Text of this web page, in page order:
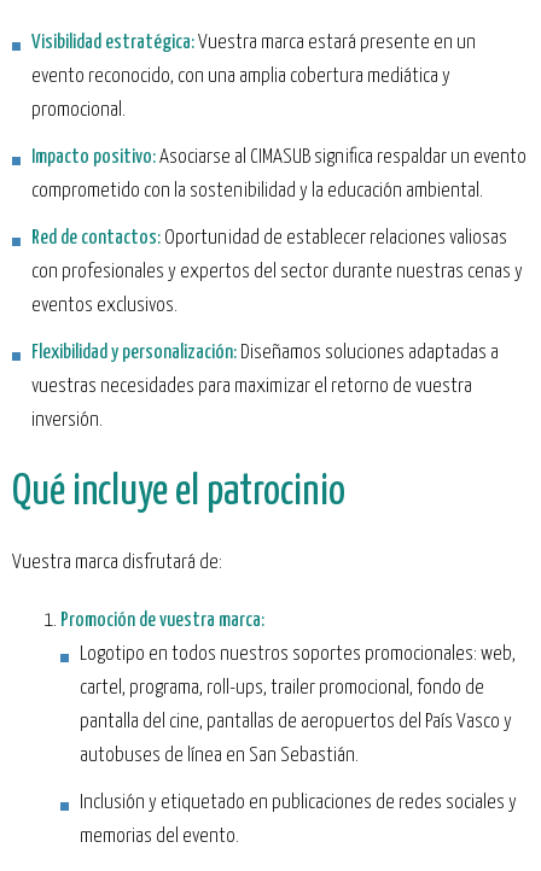
Visibilidad estratégica:Vuestra marca estará presente en un
evento reconocido, con una amplia cobertura mediática y
promocional.
Impacto positivo:Asociarse al CIMASUB significa respaldar un evento
comprometido con la sostenibilidad y la educación ambiental.
Red de contactos: Oportunidad de establecer relaciones valiosas
con profesionales y expertos del sector durante nuestras cenas y
eventos exclusivos.
Flexibilidad y personalización: Diseñamos soluciones adaptadas a
vuestras necesidades para maximizar el retorno de vuestra
inversión.
Qué incluye el patrocinio
Vuestra marca disfrutará de:
Promoción de vuestra marca:
Logotipo en todos nuestros soportes promocionales: web,
cartel, programa, roll-ups, trailer promocional, fondo de
pantalla del cine, pantallas de aeropuertos del País Vasco y
autobuses de línea en San Sebastián.
Inclusión y etiquetado en publicaciones de redes sociales y
memorias del evento.